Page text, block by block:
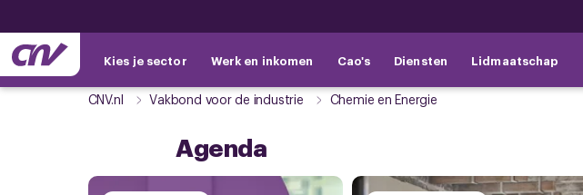
Kies je sector Werk en inkomen Cao's Diensten Lidmaatschap
CNV.nl Vakbond voor de industrie Chemie en Energie
Agenda